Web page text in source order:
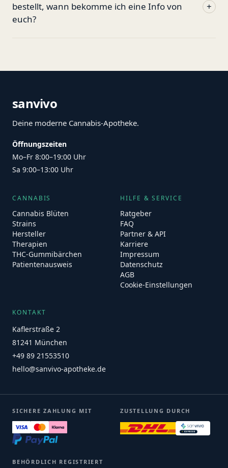
bestellt, wann bekomme ich eine Info von
euch?
+
sanvivo
Deine moderne Cannabis-Apotheke.
Öffnungszeiten
Mo–Fr 8:00–19:00 Uhr
Sa 9:00–13:00 Uhr
CANNABIS
Cannabis Blüten
Strains
Hersteller
Therapien
THC-Gummibärchen
Patientenausweis
HILFE & SERVICE
Ratgeber
FAQ
Partner & API
Karriere
Impressum
Datenschutz
AGB
Cookie-Einstellungen
KONTAKT
Kaflerstraße 2
81241 München
+49 89 21553510
hello@sanvivo-apotheke.de
SICHERE ZAHLUNG MIT ZUSTELLUNG DURCH
BEHÖRDLICH REGISTRIERT